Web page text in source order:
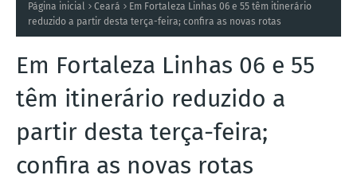
Página inicial Ceará
Em Fortaleza Linhas 06 e 55 têm itinerário
reduzido a partir desta terça-feira; confira as novas rotas
Em Fortaleza Linhas 06 e 55
têm itinerário reduzido a
partir desta terça-feira;
confira as novas rotas